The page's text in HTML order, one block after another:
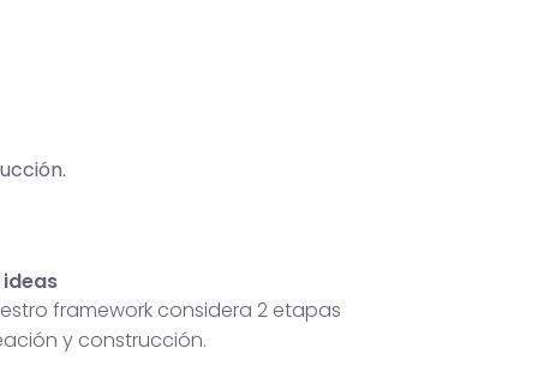
framework considera 2 etapas
y construcción.